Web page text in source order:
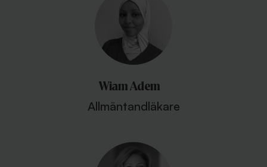
Wiam Adem
Allmäntandläkare